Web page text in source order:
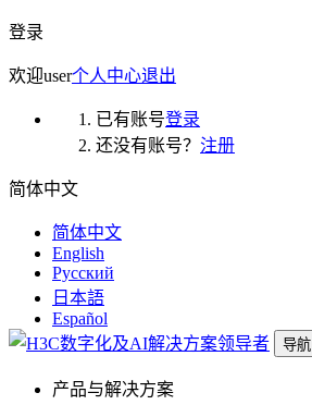
登录
欢迎user个人中心退出
已有账号登录
还没有账号？ 注册
简体中文
简体中文
English
Русский
日本語
Español
导航
产品与解决方案